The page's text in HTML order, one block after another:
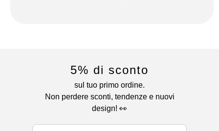
5% di sconto
sul tuo primo ordine.
Non perdere sconti, tendenze e nuovi
design! 👀